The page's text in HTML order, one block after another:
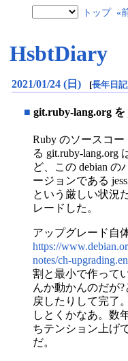
トップ «
HsbtDiary
2021/01/24 (日) [長年日記
■ git.ruby-lang.org を
Ruby のソースコー
る git.ruby-lang.org
ど、この debian
ージョンである
という厳しい状況
レードした。
アップグレード自
https://
notes/ch-
割と最小で作って
んか動かんのだが
戻したりして完了
しとくかなあ。数
ちテンション上げ
だ。